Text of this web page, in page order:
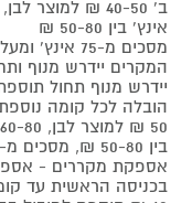
אינץ' בין 50-80 ₪
המקרים יידרש מנוף
יידרש מנוף תחול
בין 50-80 ₪, מסכים מ-75 אינץ' ומעלה 80-100 ₪.
אספקת מקררים -
בכניסה הראשית עד